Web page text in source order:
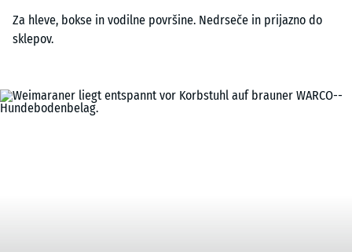
Za hleve, bokse in vodilne površine. Nedrseče in prijazno do
sklepov.